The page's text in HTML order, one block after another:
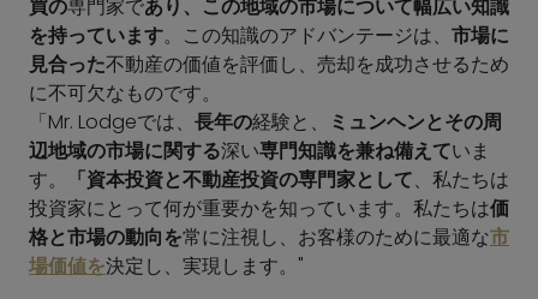
買の専門家であり、この地域の市場について幅広い知識
を持っています。この知識のアドバンテージは、 市場に
見合った不動産の価値を評価し、売却を成功させるため
に不可欠なものです。
「Mr. Lodgeでは、 長年の経験と、
ミュンヘンとその周
辺地域の市場に関する深い専門知識を兼ね備えていま
す。
「資本投資と不動産投資の専門家として、私たちは
投資家にとって何が重要かを知っています。私たちは価
格と市場の動向を常に注視し、お客様のために最適な市
場価値を決定し、実現します。"